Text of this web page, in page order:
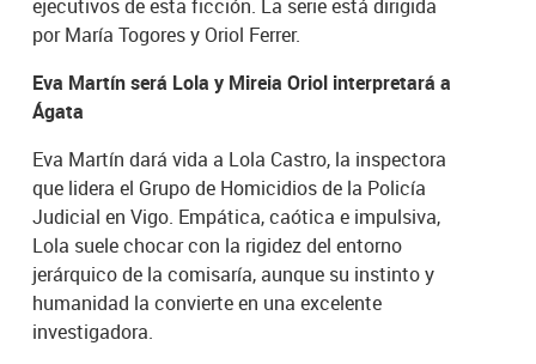
ejecutivos de esta ficción. La serie está dirigida
por María Togores y Oriol Ferrer.
Eva Martín será Lola y Mireia Oriol interpretará a
Ágata
Eva Martín dará vida a Lola Castro, la inspectora
que lidera el Grupo de Homicidios de la Policía
Judicial en Vigo. Empática, caótica e impulsiva,
Lola suele chocar con la rigidez del entorno
jerárquico de la comisaría, aunque su instinto y
humanidad la convierte en una excelente
investigadora.